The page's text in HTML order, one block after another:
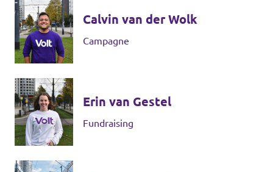
Calvin van der Wolk
Campagne
Erin van Gestel
Fundraising